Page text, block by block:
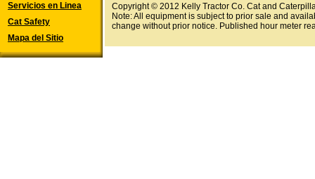
Servicios en Linea
Cat Safety
Mapa del Sitio
Copyright © 2012 Kelly Tractor Co. Cat and
Note: All equipment is subject to prior sale and
change without prior notice. Published hour meter